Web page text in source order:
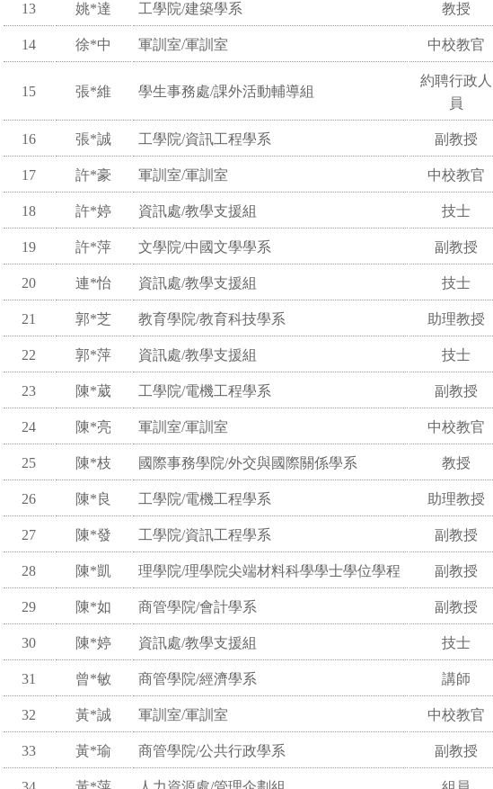
13 姚*達 工學院/建築學系 教授
14 徐*中 軍訓室/軍訓室 中校教官
15 張*維 學生事務處/課外活動輔導組
約聘行政人
員
16 張*誠 工學院/資訊工程學系 副教授
17 許*豪 軍訓室/軍訓室 中校教官
18 許*婷 資訊處/教學支援組 技士
19 許*萍 文學院/中國文學學系 副教授
20 連*怡 資訊處/教學支援組 技士
21 郭*芝 教育學院/教育科技學系 助理教授
22 郭*萍 資訊處/教學支援組 技士
23 陳*葳 工學院/電機工程學系 副教授
24 陳*亮 軍訓室/軍訓室 中校教官
25 陳*枝 國際事務學院/外交與國際關係學系 教授
26 陳*良 工學院/電機工程學系 助理教授
27 陳*發 工學院/資訊工程學系 副教授
28 陳*凱 理學院/理學院尖端材料科學學士學位學程 副教授
29 陳*如 商管學院/會計學系 副教授
30 陳*婷 資訊處/教學支援組 技士
31 曾*敏 商管學院/經濟學系 講師
32 黃*誠 軍訓室/軍訓室 中校教官
33 黃*瑜 商管學院/公共行政學系 副教授